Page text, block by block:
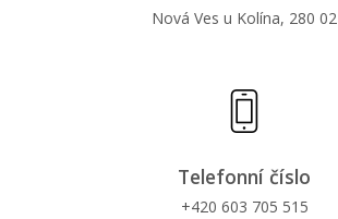
Nová Ves u Kolína, 280 02
Telefonní číslo
+420 603 705 515